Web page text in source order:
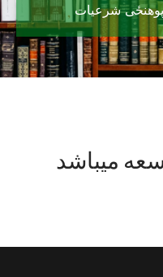
پوهنځی شرعیات
میباشد